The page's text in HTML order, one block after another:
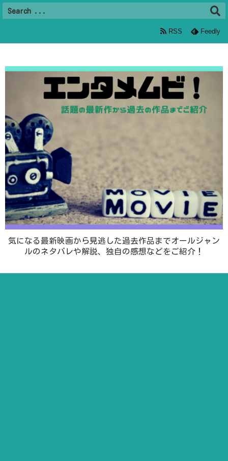
気になる最新映画から見逃した過去作品までオールジャン
ルのネタバレや解説、独自の感想などをご紹介！
RSS Feedly